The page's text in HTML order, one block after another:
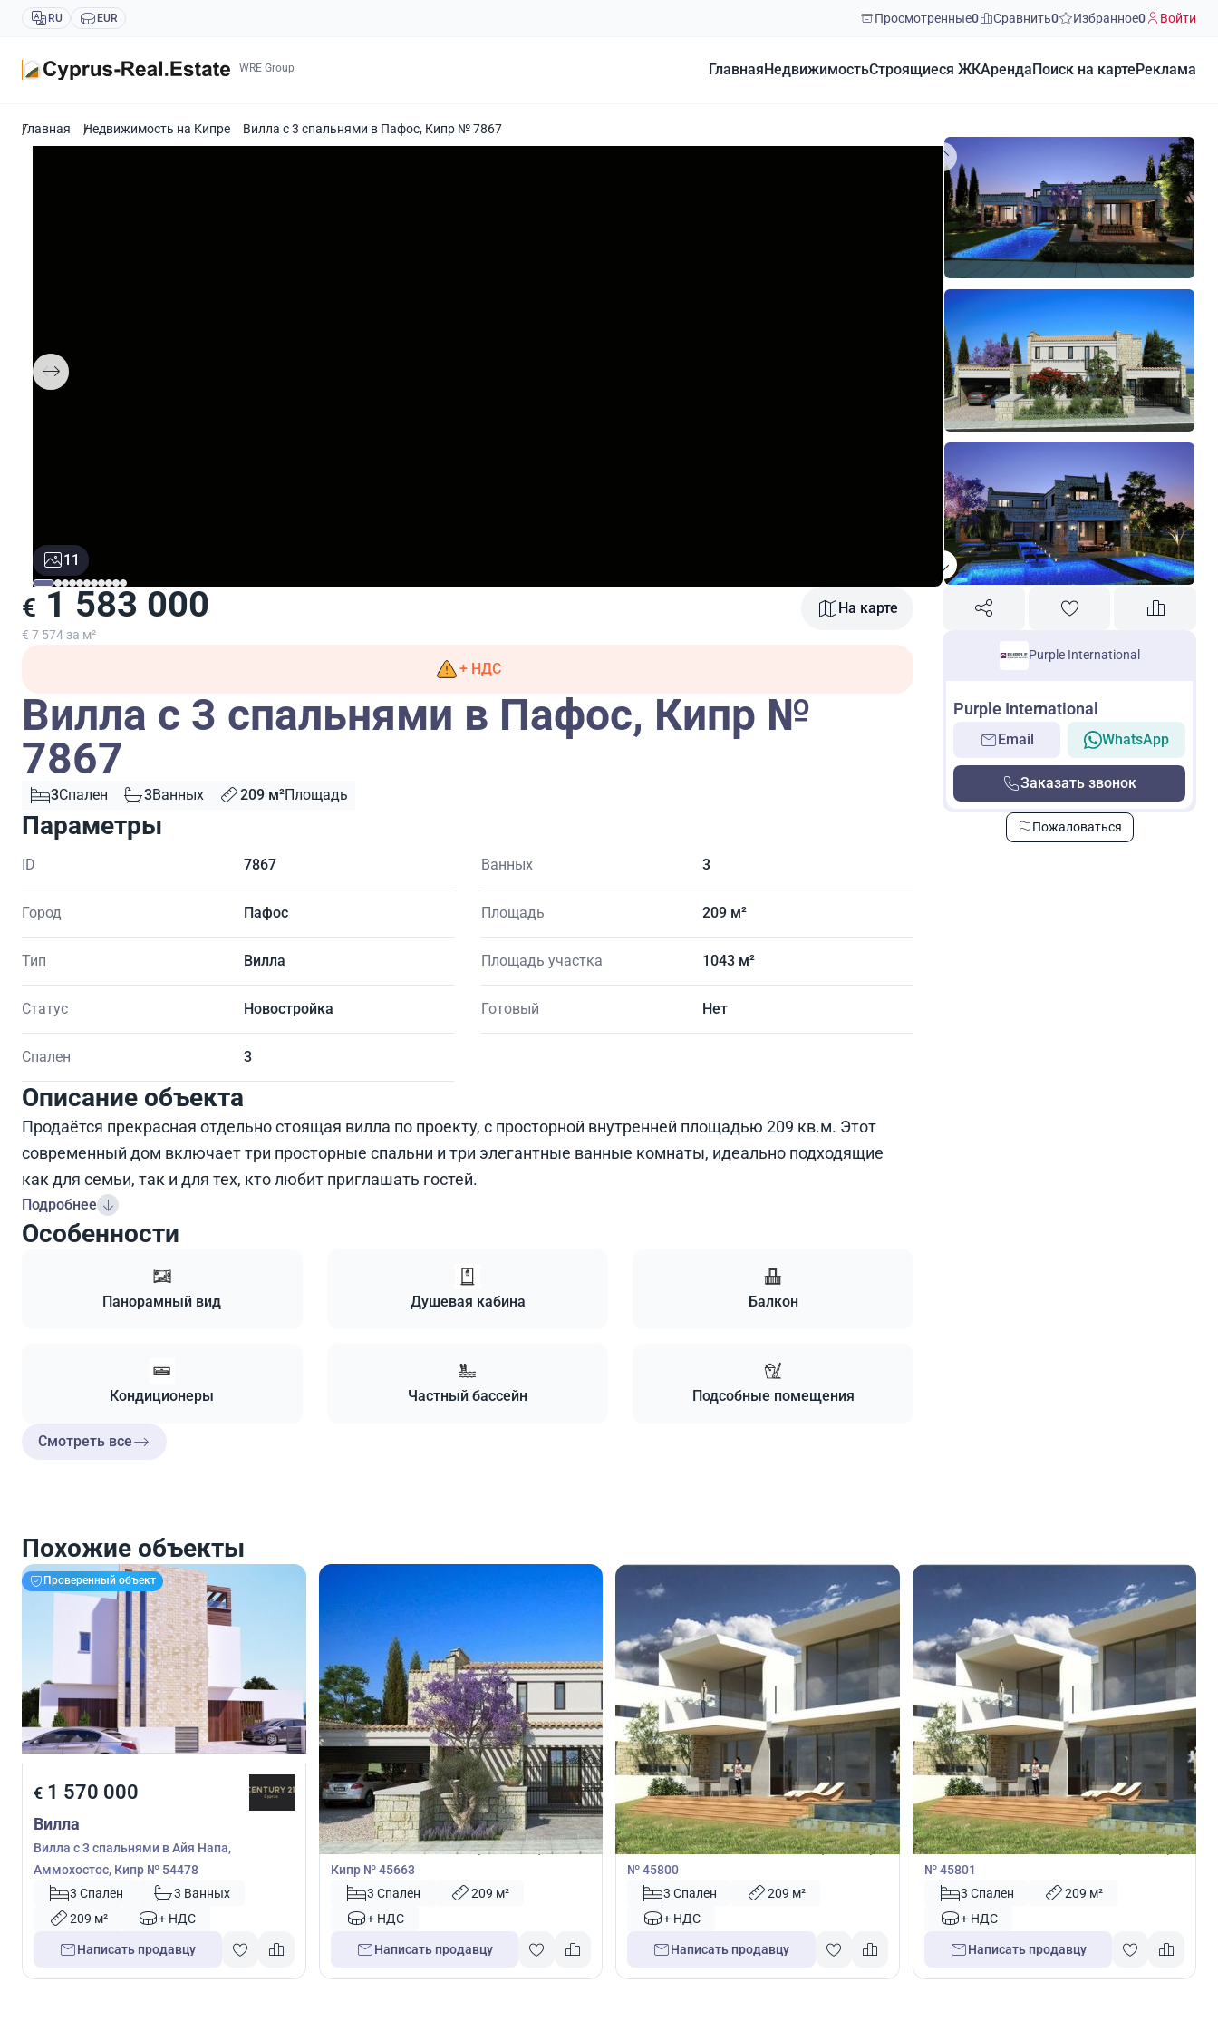
RU EUR Просмотренные0 Сравнить0 Избранное0 Войти
WRE Group Главная НедвижимостьСтроящиеся ЖКАренда Поиск на карте Реклама
Главная Недвижимость на Кипре Вилла с 3 спальнями в Пафос, Кипр № 7867
11
€ 1 583 000
€ 7 574 за м²
На карте
+ НДС
Вилла с 3 спальнями в Пафос, Кипр №
7867
3Спален 3Ванных 209 м²Площадь
Параметры
ID 7867
Город Пафос
Тип Вилла
Статус Новостройка
Спален 3
Ванных 3
Площадь 209 м²
Площадь участка 1043 м²
Готовый Нет
Описание объекта
Продаётся прекрасная отдельно стоящая вилла по проекту, с просторной внутренней площадью 209 кв.м. Этот
современный дом включает три просторные спальни и три элегантные ванные комнаты, идеально подходящие
как для семьи, так и для тех, кто любит приглашать гостей.
Подробнее
Особенности
Панорамный вид Душевая кабина Балкон
Кондиционеры Частный бассейн Подсобные помещения
Смотреть все
Purple International
Purple International
Email WhatsApp
Заказать звонок
Пожаловаться
Похожие объекты
Проверенный объект
€ 1 570 000
Вилла
Вилла с 3 спальнями в Айя Напа,
Аммохостос, Кипр № 54478
3 Спален
3 Ванных
209 м²
+ НДС
Написать продавцу
€1 711 100
Вилла
Вилла с 3 спальнями в Куклия, Пафос,
Кипр № 45663
3 Спален
209 м²
+ НДС
Написать продавцу
1 100 000
Вилла
Вилла с 3 спальнями в Пейя, Пафос, Кипр
№ 45800
3 Спален
209 м²
+ НДС
Написать продавцу
1 100 000
Вилла
Вилла с 3 спальнями в Пейя, Пафос, Кипр
№ 45801
3 Спален
209 м²
+ НДС
Написать продавцу